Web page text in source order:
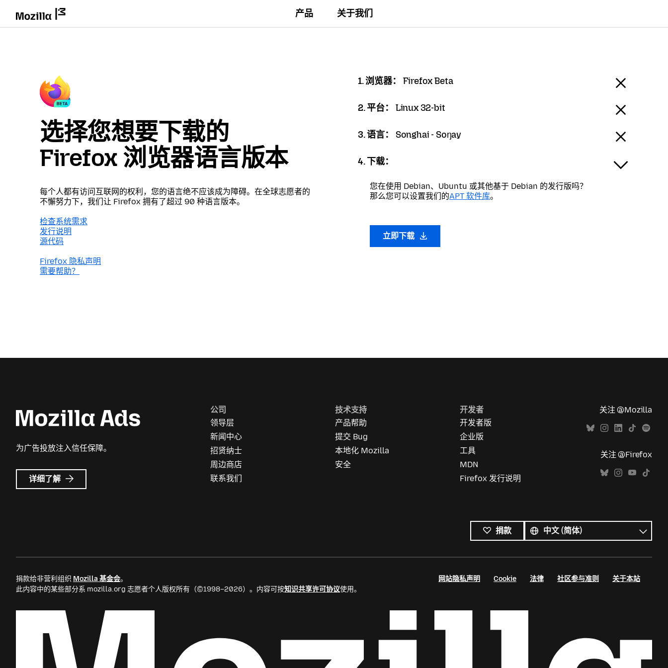
产品 关于我们
选择您想要下载的
Firefox 浏览器语言版本
每个人都有访问互联网的权利，您的语言绝不应该成为障碍。在全球志愿者的
不懈努力下，我们让 Firefox 拥有了超过 90 种语言版本。
检查系统需求
发行说明
源代码
Firefox 隐私声明
需要帮助？
1. 浏览器： Firefox Beta
2. 平台： Linux 32-bit
3. 语言： Songhai - Soŋay
4. 下载：
您在使用 Debian、Ubuntu 或其他基于 Debian 的发行版吗？
那么您可以设置我们的APT 软件库。
立即下载
为广告投放注入信任保障。
详细了解 Mozilla
广
公司
领导层
新闻中心
招贤纳士
周边商店
联系我们
技术支持
产品帮助
提交 Bug
本地化 Mozilla
安全
开发者
开发者版
企业版
工具
MDN
Firefox 发行说明
关注 @Mozilla
关注 @Firefox
捐款
有
语
言
语
言
捐款给非营利组织 Mozilla 基金会。
此内容中的某些部分系 mozilla.org 志愿者个人版权所有（©1998–2026）。内容可按知识共享许可协议使用。
网站隐私声明 Cookie 法律 社区参与准则 关于本站